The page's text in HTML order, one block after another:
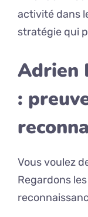
activité dans
stratégie qui
Adrien
:
Vous voulez
Regardons